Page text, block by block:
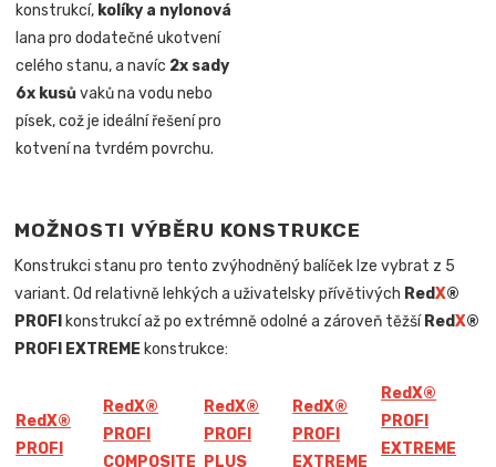
konstrukcí, kolíky a nylonová
lana pro dodatečné ukotvení
celého stanu, a navíc 2x sady
6x kusůvaků na vodu nebo
písek, což je ideální řešení pro
kotvení na tvrdém povrchu.
MOŽNOSTI VÝBĚRU KONSTRUKCE
Konstrukci stanu pro tento zvýhodněný balíček lze vybrat z 5
variant. Od relativně lehkých a uživatelsky přívětivých RedX®
PROFI konstrukcí až po extrémně odolné a zároveň těžší RedX®
PROFI EXTREME konstrukce:
RedX®
PROFI
RedX®
PROFI
COMPOSITE
RedX®
PROFI
PLUS
RedX®
PROFI
EXTREME
RedX®
PROFI
EXTREME